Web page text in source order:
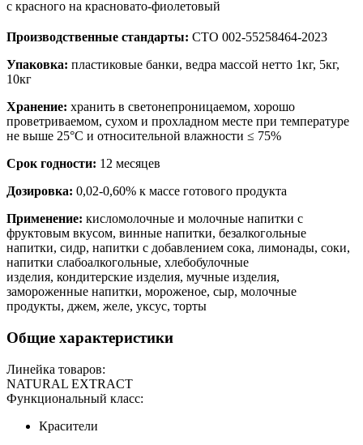
с красного на красновато-фиолетовый
Производственные стандарты: СТО 002-55258464-2023
Упаковка: пластиковые банки, ведра массой нетто 1кг, 5кг,
10кг
Хранение: хранить в светонепроницаемом, хорошо
проветриваемом, сухом и прохладном месте при температуре
не выше 25°С и относительной влажности ≤ 75%
Срок годности: 12 месяцев
Дозировка: 0,02-0,60% к массе готового продукта
Применение: кисломолочные и молочные напитки с
фруктовым вкусом, винные напитки, безалкогольные
напитки, сидр, напитки с добавлением сока, лимонады, соки,
напитки слабоалкогольные, хлебобулочные
изделия, кондитерские изделия, мучные изделия,
замороженные напитки, мороженое, сыр, молочные
продукты, джем, желе, уксус, торты
Общие характеристики
Линейка товаров:
NATURAL EXTRACT
Функциональный класс:
Красители